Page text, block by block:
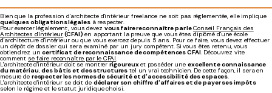
Bien que la profession d'architecte d'intérieur freelance ne soit pas réglementée, elle implique
quelques obligations légalesà respecter.
Pour exercer légalement, vous devez vous faire reconnaître par leConseil Français des
Architectes d'Intérieur(CFAI) en apportant la preuve que vous êtes diplômé d'une école
d'architecture d'intérieur ou que vous exercez depuis 5 ans. Pour ce faire, vous devez effectuer
un dépôt de dossier qui sera examiné par un jury compétent. Si vous êtes retenu, vous
obtiendrez uncertificat de reconnaissance de compétences CFAI. Découvrez vite
comment se faire reconnaître par le CFAI.
L'architecte d'intérieur doit se montrerrigoureuxet posséder une excellente connaissance
du matériau,des bâtis et des structures tel un vrai technicien. De cette façon, il sera en
mesure de respecter les normes de sécurité et d'accessibilité des espaces.
L'architecte d'intérieur se doit de déclarer son chiffre d'affaires et de payer ses impôts
selon le régime et le statut juridique choisi.